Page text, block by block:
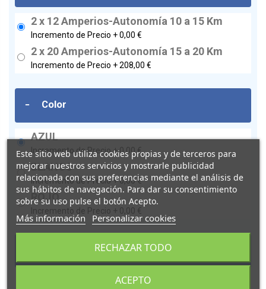
2 x 12 Amperios-Autonomía 10 a 15 Km
Incremento de Precio +0,00 €
2 x 20 Amperios-Autonomía 15 a 20 Km
Incremento de Precio +208,00 €
- Color
AZUL
Incremento de Precio +0,00 €
BLANCO
Incremento de Precio +0,00 €
ROJO
Incremento de Precio + 0,00 €
Subida + Montaje En Domicilio
ENTREGA A PIE DE CALLE
Este sitio web utiliza cookies propias y de terceros para
mejorar nuestros servicios y mostrarle publicidad
relacionada con sus preferencias mediante el análisis de
sus hábitos de navegación. Para dar su consentimiento
sobre su uso pulse el botón Acepto.
Más información Personalizar cookies
RECHAZAR TODO
ACEPTO